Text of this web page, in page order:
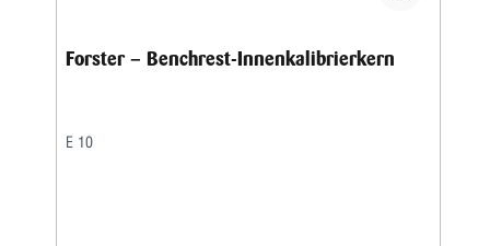
Forster – Benchrest-Innenkalibrierkern
E 10